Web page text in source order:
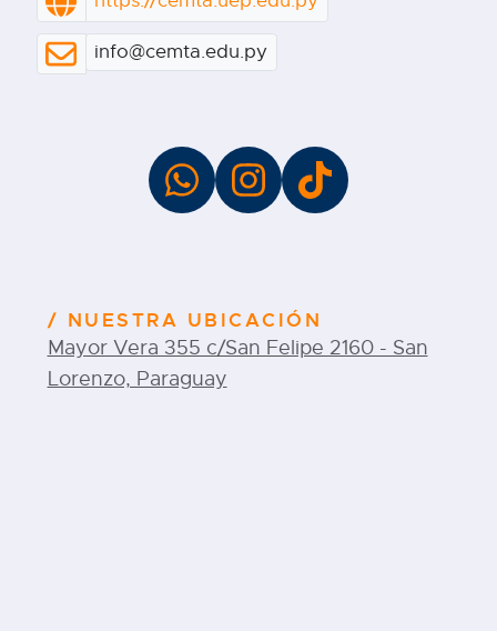
info@cemta.edu.py
NUESTRA UBICACIÓN
Mayor Vera 355 c/San Felipe 2160 - San
Lorenzo, Paraguay